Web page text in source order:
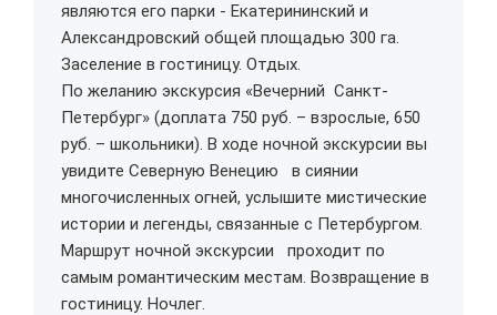
являются его парки - Екатерининский и
Александровский общей площадью 300 га.
Заселение в гостиницу. Отдых.
По желанию экскурсия «Вечерний Санкт-
Петербург» (доплата 750 руб. – взрослые, 650
руб. – школьники). В ходе ночной экскурсии вы
увидите Северную Венецию в сиянии
многочисленных огней, услышите мистические
истории и легенды, связанные с Петербургом.
Маршрут ночной экскурсии проходит по
самым романтическим местам. Возвращение в
гостиницу. Ночлег.